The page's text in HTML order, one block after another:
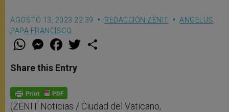
AGOSTO 13, 2023 22:39 REDACCIÓN ZENIT ANGELUS,
PAPA FRANCISCO
W
t
s
p
p
M
e
s
e
g
e
r
F
a
e
b
o
k
w
Share this Entry
(ZENIT Noticias / Ciudad del Vaticano,